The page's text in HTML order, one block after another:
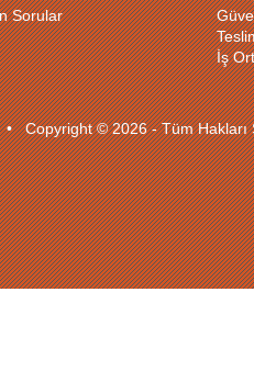
Sorular
İş
© 2026 - Tüm Hakları